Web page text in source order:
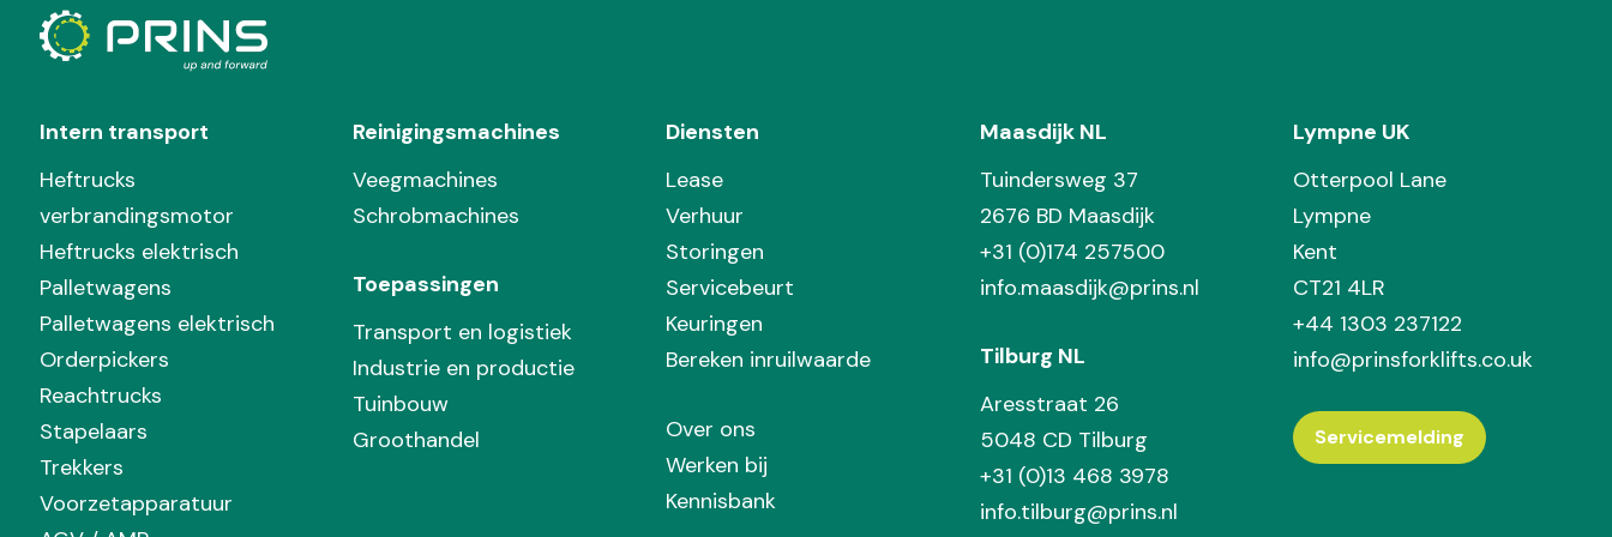
Intern transport
Heftrucks
verbrandingsmotor
Heftrucks elektrisch
Palletwagens
Palletwagens elektrisch
Orderpickers
Reachtrucks
Stapelaars
Trekkers
Voorzetapparatuur
Reinigingsmachines
Veegmachines
Schrobmachines
Toepassingen
Transport en logistiek
Industrie en productie
Tuinbouw
Groothandel
Diensten
Lease
Verhuur
Storingen
Servicebeurt
Keuringen
Bereken inruilwaarde
Over ons
Werken bij
Kennisbank
Maasdijk NL
Tuindersweg 37
2676 BD Maasdijk
+31 (0)174 257500
info.maasdijk@prins.nl
Tilburg NL
Aresstraat 26
5048 CD Tilburg
+31 (0)13 468 3978
info.tilburg@prins.nl
Lympne UK
Otterpool Lane
Lympne
Kent
CT21 4LR
+44 1303 237122
info@prinsforklifts.co.uk
Servicemelding